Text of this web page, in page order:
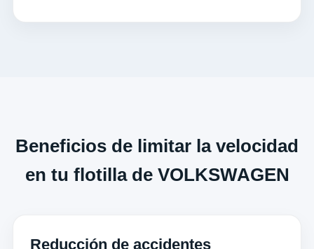
Beneficios de limitar la velocidad
en tu flotilla de VOLKSWAGEN
Reducción de accidentes